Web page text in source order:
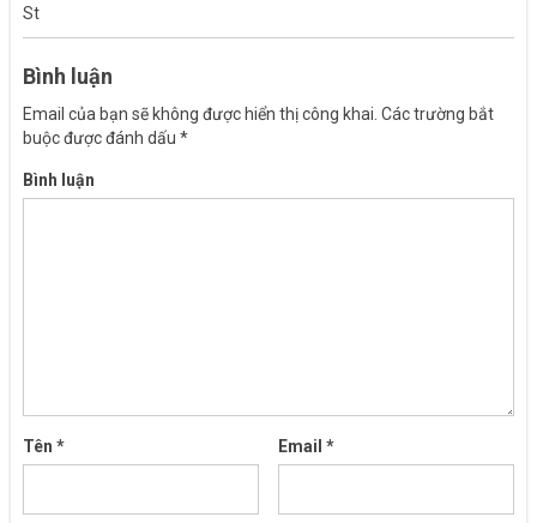
St
Bình luận
Email của bạn sẽ không được hiển thị công khai. Các trường bắt
buộc được đánh dấu*
Bình luận
Tên* Email*